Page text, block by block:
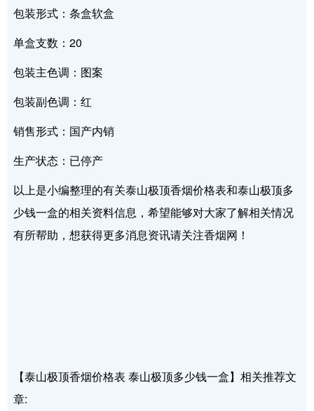
包装形式：条盒软盒
单盒支数：20
包装主色调：图案
包装副色调：红
销售形式：国产内销
生产状态：已停产
以上是小编整理的有关泰山极顶香烟价格表和泰山极顶多
少钱一盒的相关资料信息，希望能够对大家了解相关情况
有所帮助，想获得更多消息资讯请关注香烟网！
【泰山极顶香烟价格表 泰山极顶多少钱一盒】相关推荐文
章: